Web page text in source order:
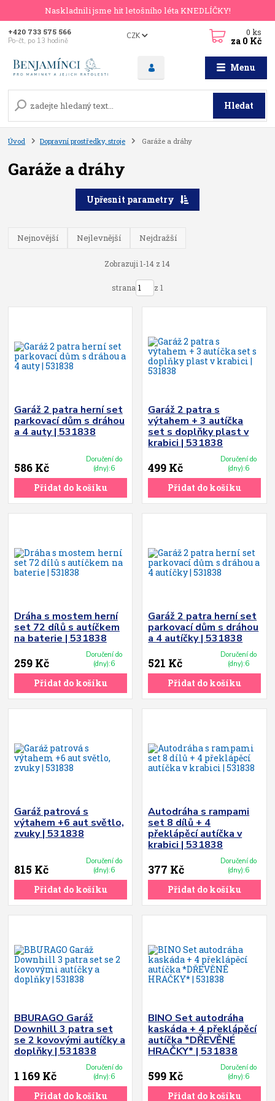
Naskladnili jsme hit letošního léta KNEDLÍČKY!
Menu
CZK
Hledat
+420 733 575 566
Po-čt, po 13 hodině
0ks
za 0 Kč
Úvod Dopravní prostředky, stroje Garáže a dráhy
Garáže a dráhy
Upřesnit parametry
Nejnovější Nejlevnější Nejdražší
Zobrazuji 1-14 z 14
strana z 1
Garáž 2 patra herní set
parkovací dům s dráhou
a 4 auty | 531838
586 Kč
Doručení do
(dny):6
Přidat do košíku
Garáž 2 patra s
výtahem + 3 autíčka
set s doplňky plast v
krabici | 531838
499 Kč
Doručení do
(dny):6
Přidat do košíku
Dráha s mostem herní
set 72 dílů s autíčkem
na baterie | 531838
259 Kč
Doručení do
(dny):6
Přidat do košíku
Garáž 2 patra herní set
parkovací dům s dráhou
a 4 autíčky | 531838
521 Kč
Doručení do
(dny):6
Přidat do košíku
Garáž patrová s
výtahem +6 aut světlo,
zvuky | 531838
815 Kč
Doručení do
(dny):6
Přidat do košíku
Autodráha s rampami
set 8 dílů + 4
překlápěcí autíčka v
krabici | 531838
377 Kč
Doručení do
(dny):6
Přidat do košíku
BBURAGO Garáž
Downhill 3 patra set
se 2 kovovými autíčky a
doplňky | 531838
1 169 Kč
Doručení do
(dny):6
Přidat do košíku
BINO Set autodráha
kaskáda + 4 překlápěcí
autíčka *DŘEVĚNÉ
HRAČKY* | 531838
599 Kč
Doručení do
(dny):6
Přidat do košíku